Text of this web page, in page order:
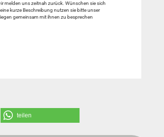
melden uns zeitnah zurück. Wünschen sie sich
kurze Beschreibung nutzen sie bitte unser
gemeinsam mit ihnen zu besprechen
teilen